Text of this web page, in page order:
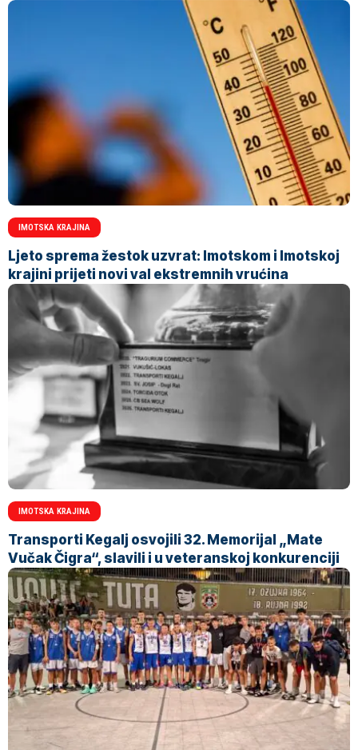
IMOTSKA KRAJINA
Ljeto sprema žestok uzvrat: Imotskom i Imotskoj
krajini prijeti novi val ekstremnih vrućina
IMOTSKA KRAJINA
Transporti Kegalj osvojili 32. Memorijal „Mate
Vučak Čigra“, slavili i u veteranskoj konkurenciji